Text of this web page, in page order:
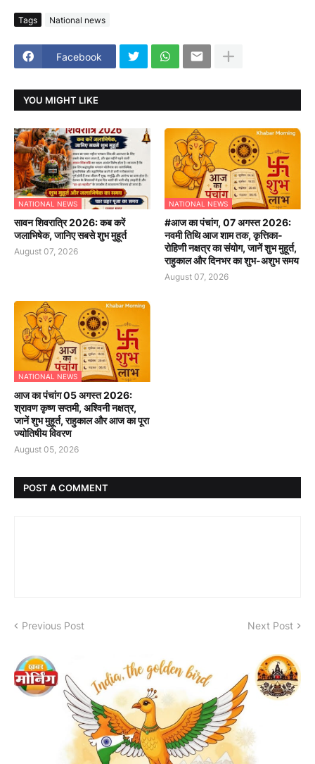
Tags National news
Facebook
YOU MIGHT LIKE
NATIONAL NEWS
सावन शिवरात्रि 2026: कब करें
जलाभिषेक, जानिए सबसे शुभ मुहूर्त
August 07, 2026
NATIONAL NEWS
#आज का पंचांग, 07 अगस्त 2026:
नवमी तिथि आज शाम तक, कृत्तिका-
रोहिणी नक्षत्र का संयोग, जानें शुभ मुहूर्त,
राहुकाल और दिनभर का शुभ-अशुभ समय
August 07, 2026
NATIONAL NEWS
आज का पंचांग 05 अगस्त 2026:
श्रावण कृष्ण सप्तमी, अश्विनी नक्षत्र,
जानें शुभ मुहूर्त, राहुकाल और आज का पूरा
ज्योतिषीय विवरण
August 05, 2026
POST A COMMENT
Previous Post Next Post